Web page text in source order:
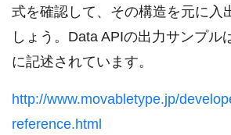
式を確認して、その構造を元に入
しょう。Data APIの出力サンプル
に記述されています。
http://www.movabletype.jp/
reference.html